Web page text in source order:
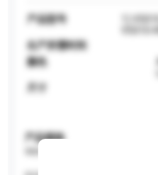
产品型号
1)
生产所需时间
颜色
产品规格